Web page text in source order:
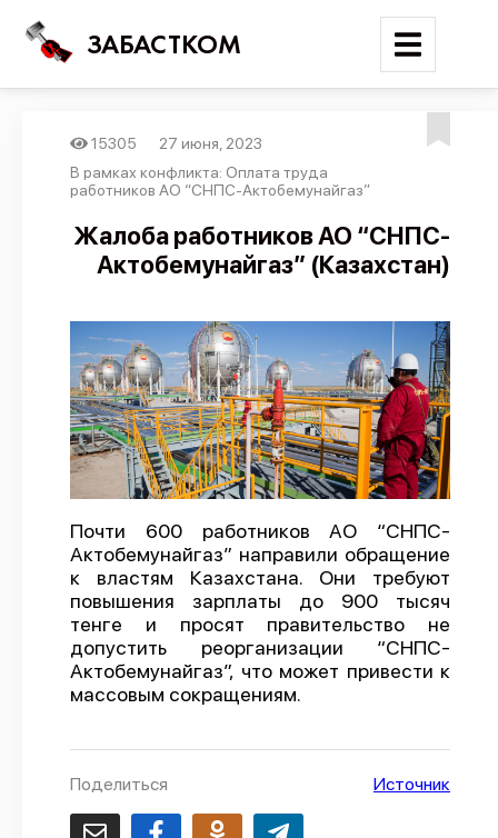
ЗАБАСТКОМ
Войти
Поиск
Новости
Трудовые конфликты
Отчеты
Предложить публикацию
Справочник
API
О проекте
Политика конфиденциальности
15305
27 июня, 2023
В рамках конфликта: Оплата труда
работников АО “СНПС-Актобемунайгаз”
Жалоба работников АО “СНПС-
Актобемунайгаз” (Казахстан)
Почти 600 работников АО “СНПС-
Актобемунайгаз” направили обращение
к властям Казахстана. Они требуют
повышения зарплаты до 900 тысяч
тенге и просят правительство не
допустить реорганизации “СНПС-
Актобемунайгаз”, что может привести к
массовым сокращениям.
Поделиться Источник